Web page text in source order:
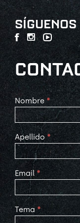
SÍGUENOS
Contact
Us
Nombre *
Apellido *
Email *
Tema *